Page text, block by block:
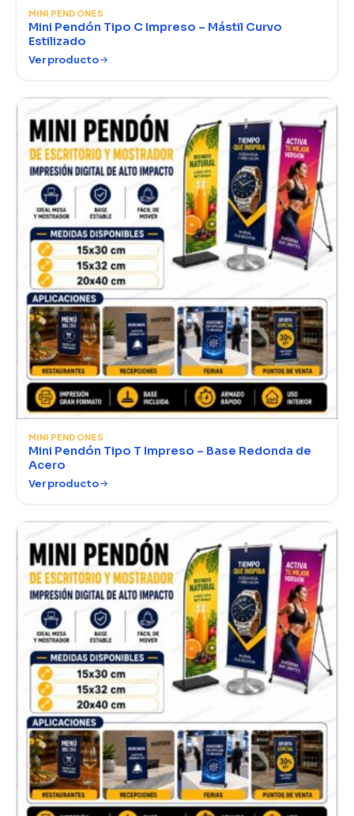
MINI PENDONES
Mini Pendón Tipo C Impreso – Mástil Curvo
Estilizado
Ver producto
MINI PENDONES
Mini Pendón Tipo T Impreso – Base Redonda de
Acero
Ver producto